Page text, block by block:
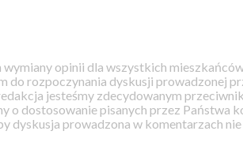
opinii dla wszystkich
do rozpoczynania dyskusji prowadzonej
jesteśmy zdecydowanym
o dostosowanie pisanych przez Państwa
dyskusja prowadzona w komentarzach